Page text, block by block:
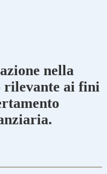
nella
rilevante ai fini